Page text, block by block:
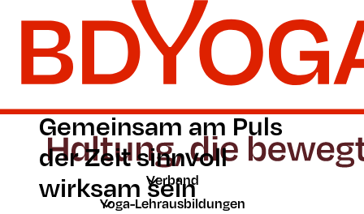
Zum Hauptinhalt der Seite springen
Zur Startseite navigieren
Verband
Yoga-Lehrausbildungen
Gemeinsam am Puls
der Zeit sinnvoll
wirksam sein